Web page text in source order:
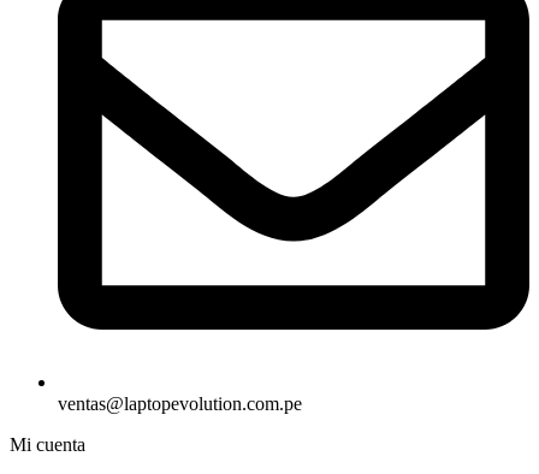
ventas@laptopevolution.com.pe
Mi cuenta